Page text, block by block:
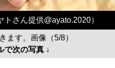
さん提供@ayato.2020）
ます。画像（5/8）
で次の写真 ↓